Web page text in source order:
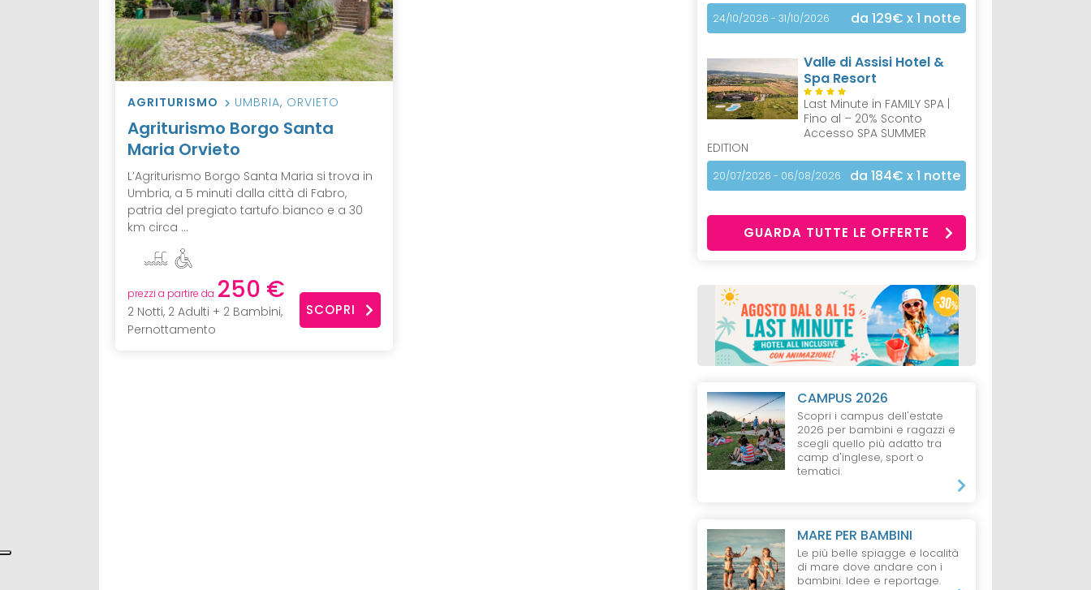
AGRITURISMO UMBRIA, ORVIETO
Agriturismo Borgo Santa
Maria Orvieto
L’Agriturismo Borgo Santa Maria si trova in
Umbria, a 5 minuti dalla città di Fabro,
patria del pregiato tartufo bianco e a 30
km circa ...
prezzi a partire da 250 €
2 Notti, 2 Adulti + 2 Bambini,
Pernottamento
SCOPRI
24/10/2026 - 31/10/2026 da 129€ x 1 notte
Valle di Assisi Hotel &
Spa Resort
Last Minute in FAMILY SPA |
Fino al – 20% Sconto
Accesso SPA SUMMER
EDITION
20/07/2026 - 06/08/2026 da 184€ x 1 notte
GUARDA TUTTE LE OFFERTE
CAMPUS 2026
Scopri i campus dell'estate
2026 per bambini e ragazzi e
scegli quello più adatto tra
camp d'inglese, sport o
tematici.
MARE PER BAMBINI
Le più belle spiagge e località
di mare dove andare con i
bambini. Idee e reportage.